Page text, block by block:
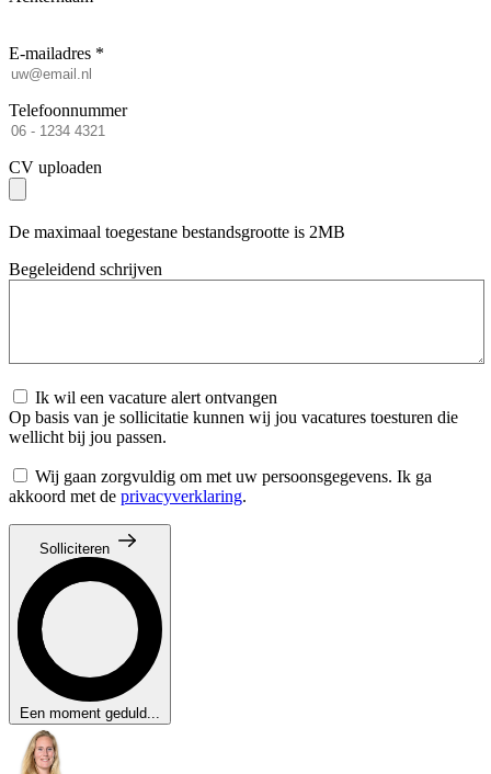
E-mailadres *
Telefoonnummer
CV uploaden
De maximaal toegestane bestandsgrootte is 2MB
Begeleidend schrijven
Ik wil een vacature alert ontvangen
Op basis van je sollicitatie kunnen wij jou vacatures toesturen die
wellicht bij jou passen.
Wij gaan zorgvuldig om met uw persoonsgegevens. Ik ga
akkoord met de privacyverklaring.
Solliciteren
Een moment geduld...